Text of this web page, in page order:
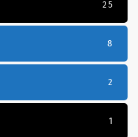
25
8
2
1